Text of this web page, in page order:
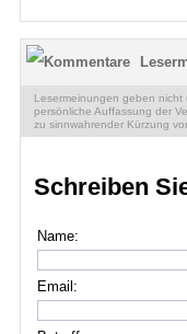
Lesermeinungen geben
persönliche Auffassung der
zu sinnwahrender Kürzung vor.
Schreiben
Name:
Email: